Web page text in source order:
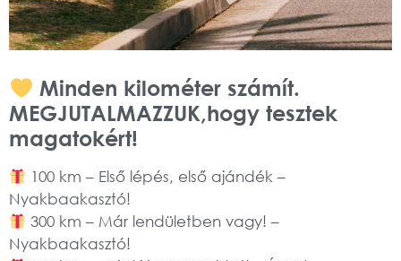
Minden kilométer számít.
MEGJUTALMAZZUK,hogy tesztek
magatokért!
100 km – Első lépés, első ajándék –
Nyakbaakasztó!
300 km – Már lendületben vagy! –
Nyakbaakasztó!